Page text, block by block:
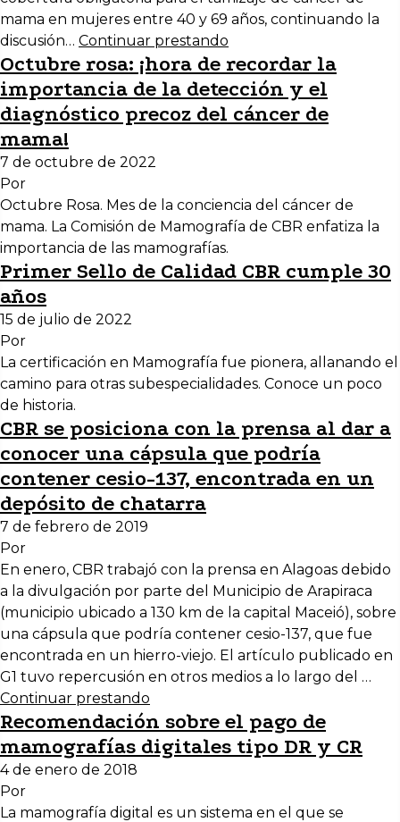
mama en mujeres entre 40 y 69 años, continuando la
discusión… Continuar prestando
Octubre rosa: ¡hora de recordar la
importancia de la detección y el
diagnóstico precoz del cáncer de
mama!
7 de octubre de 2022
Por
Octubre Rosa. Mes de la conciencia del cáncer de
mama. La Comisión de Mamografía de CBR enfatiza la
importancia de las mamografías.
Primer Sello de Calidad CBR cumple 30
años
15 de julio de 2022
Por
La certificación en Mamografía fue pionera, allanando el
camino para otras subespecialidades. Conoce un poco
de historia.
CBR se posiciona con la prensa al dar a
conocer una cápsula que podría
contener cesio-137, encontrada en un
depósito de chatarra
7 de febrero de 2019
Por
En enero, CBR trabajó con la prensa en Alagoas debido
a la divulgación por parte del Municipio de Arapiraca
(municipio ubicado a 130 km de la capital Maceió), sobre
una cápsula que podría contener cesio-137, que fue
encontrada en un hierro-viejo. El artículo publicado en
G1 tuvo repercusión en otros medios a lo largo del …
Continuar prestando
Recomendación sobre el pago de
mamografías digitales tipo DR y CR
4 de enero de 2018
Por
La mamografía digital es un sistema en el que se